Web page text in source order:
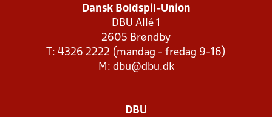
Dansk Boldspil-Union
DBU Allé 1
2605 Brøndby
T: 4326 2222 (mandag - fredag 9-16)
M: dbu@dbu.dk
DBU